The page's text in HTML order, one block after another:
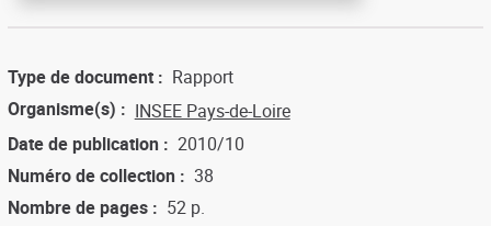
Type de document
Rapport
Organisme(s)
INSEE Pays-de-Loire
Date de publication
2010/10
Numéro de collection
38
Nombre de pages
52 p.